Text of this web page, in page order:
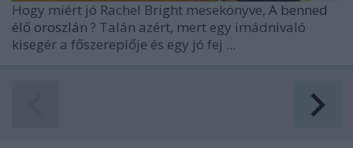
Hogy miért jó Rachel Bright mesekönyve, A benned
élő oroszlán ? Talán azért, mert egy imádnivaló
kisegér a főszereplője és egy jó fej ...